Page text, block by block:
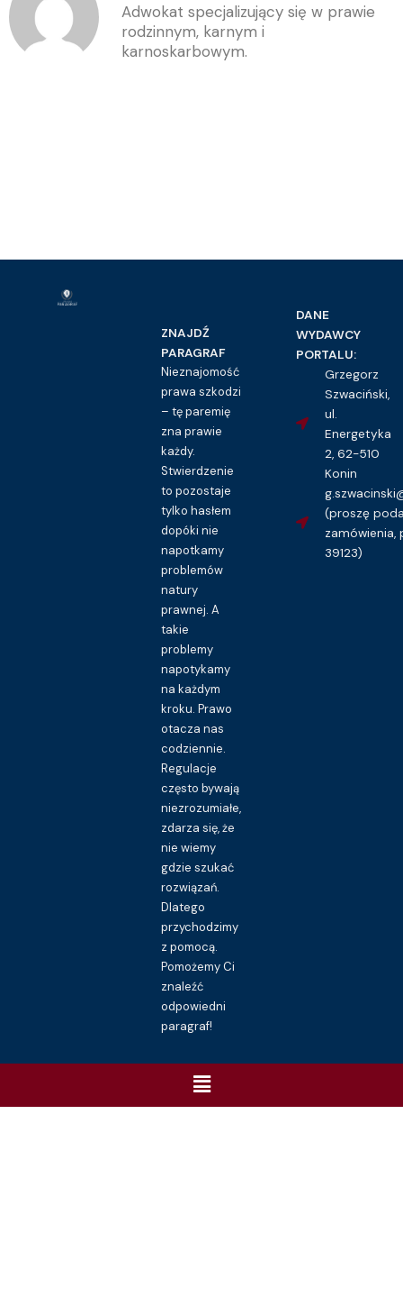
Adwokat specjalizujący się w prawie
rodzinnym, karnym i
karnoskarbowym.
ZNAJDŹ
PARAGRAF
Nieznajomość
prawa szkodzi
– tę paremię
zna prawie
każdy.
Stwierdzenie
to pozostaje
tylko hasłem
dopóki nie
napotkamy
problemów
natury
prawnej. A
takie
problemy
napotykamy
na każdym
kroku. Prawo
otacza nas
codziennie.
Regulacje
często bywają
niezrozumiałe,
zdarza się, że
nie wiemy
gdzie szukać
rozwiązań.
Dlatego
przychodzimy
z pomocą.
Pomożemy Ci
znaleźć
odpowiedni
paragraf!
DANE
WYDAWCY
PORTALU:
Grzegorz
Szwaciński,
ul.
Energetyka
2, 62-510
Konin
(proszę
zamówienia,
39123)
Menu